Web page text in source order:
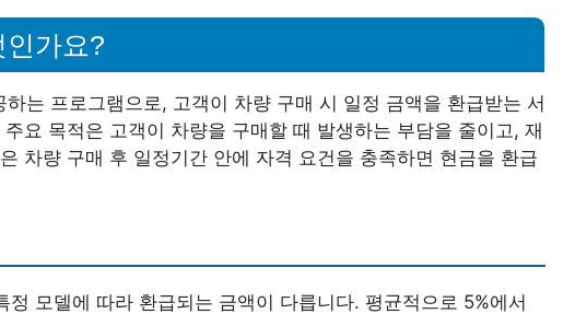
인가요?
는 프로그램으로, 고객이 차량 구매 시 일정 금액을 환급받는 서
요 목적은 고객이 차량을 구매할 때 발생하는 부담을 줄이고, 재
차량 구매 후 일정기간 안에 자격 요건을 충족하면 현금을 환급
정 모델에 따라 환급되는 금액이 다릅니다. 평균적으로 5%에서